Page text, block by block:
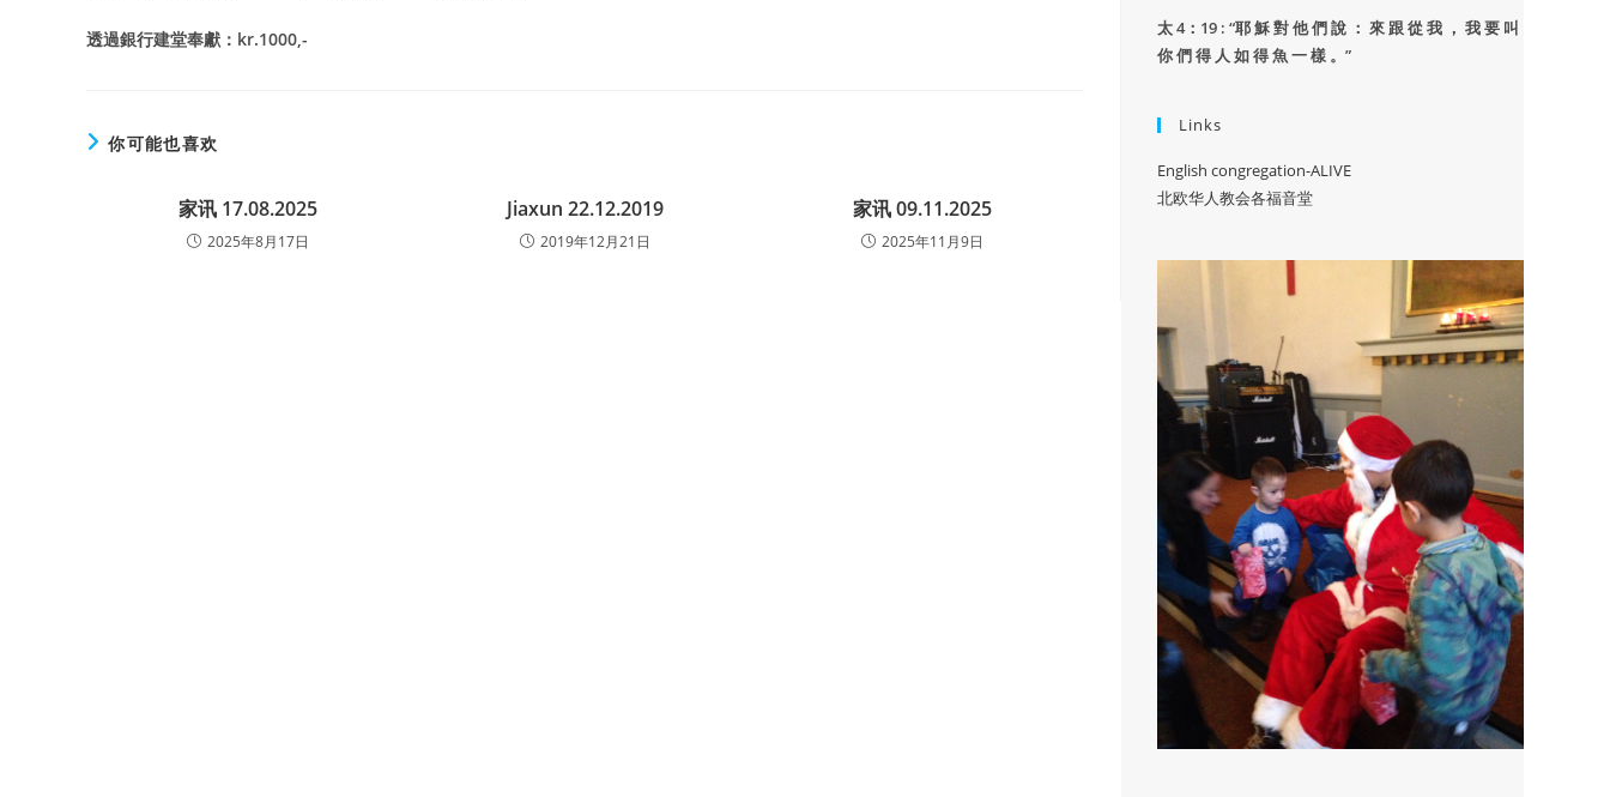
透過銀行建堂奉獻： kr.1000,-
你可能也喜欢
家讯 17.08.2025
2025年8月17日
Jiaxun 22.12.2019
2019年12月21日
家讯 09.11.2025
2025年11月9日
太 4：19 : “耶 穌 對 他 們 說 ： 來 跟 從 我 ， 我 要 叫
你 們 得 人 如 得 魚 一 樣 。”
Links
English congregation-ALIVE
北欧华人教会各福音堂